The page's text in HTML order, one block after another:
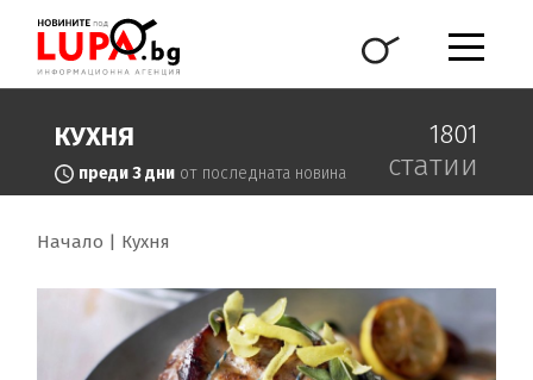
КУХНЯ
преди 3 дни от последната новина
1801
статии
Начало Кухня